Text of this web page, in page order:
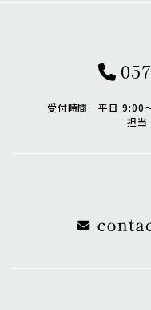
受付時間 平日 9:00
担